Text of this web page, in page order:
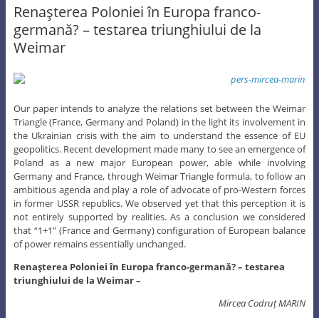
Renaşterea Poloniei în Europa franco-
germană? – testarea triunghiului de la
Weimar
Our paper intends to analyze the relations set between the Weimar
Triangle (France, Germany and Poland) in the light its involvement in
the Ukrainian crisis with the aim to understand the essence of EU
geopolitics. Recent development made many to see an emergence of
Poland as a new major European power, able while involving
Germany and France, through Weimar Triangle formula, to follow an
ambitious agenda and play a role of advocate of pro-Western forces
in former USSR republics. We observed yet that this perception it is
not entirely supported by realities. As a conclusion we considered
that “1+1” (France and Germany) configuration of European balance
of power remains essentially unchanged.
Renaşterea Poloniei în Europa franco-germană? – testarea
triunghiului de la Weimar –
Mircea Codruț MARIN